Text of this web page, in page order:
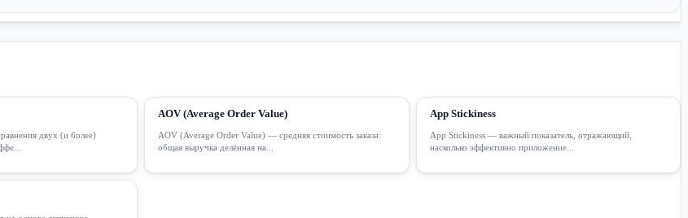
двух (и более)
AOV (Average Order Value)
AOV (Average Order Value) — средняя стоимость заказа:
общая выручка делённая на...
App Stickiness
App Stickiness — важный показатель, отражающий,
насколько эффективно приложение...